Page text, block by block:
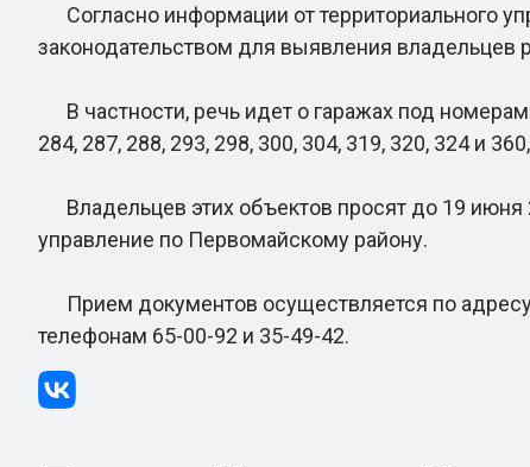
Согласно информации от территориального
законодательством для выявления владельцев
В частности, речь идет о гаражах под номерами
284, 287, 288, 293, 298, 300, 304, 319, 320, 324 и
Владельцев этих объектов просят до 19 июня
управление по Первомайскому району.
Прием документов осуществляется по
телефонам 65-00-92 и 35-49-42.